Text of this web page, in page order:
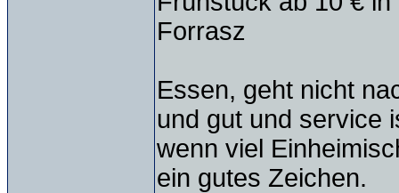
Forrasz
Essen, geht nicht
und gut und service
wenn viel
ein gutes Zeichen.